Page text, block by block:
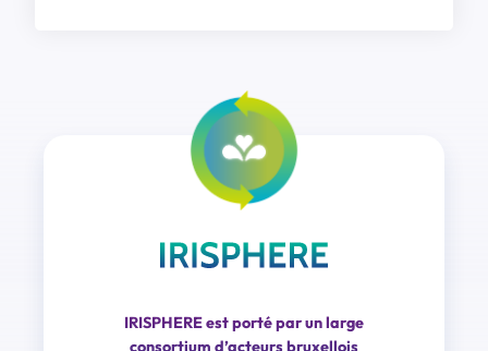
IRISPHERE est porté par un large
consortium d’acteurs bruxellois